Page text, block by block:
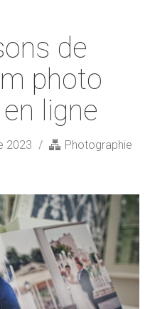
de
photo
ligne
2023
Photographie